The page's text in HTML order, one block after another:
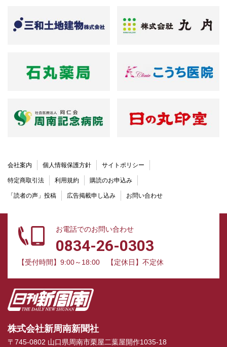
会社案内 個人情報保護方針 サイトポリシー
特定商取引法 利用規約 購読のお申込み
「読者の声」投稿 広告掲載申し込み お問い合わせ
お電話でのお問い合わせ
0834-26-0303
【受付時間】9:00～18:00 【定休日】不定休
株式会社新周南新聞社
〒745-0802 山口県周南市栗屋二葉屋開作1035-18